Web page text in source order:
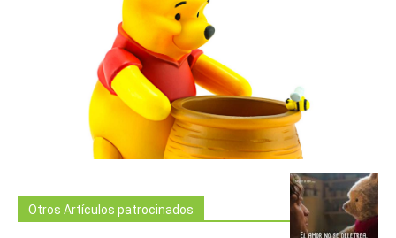
Otros Artículos patrocinados